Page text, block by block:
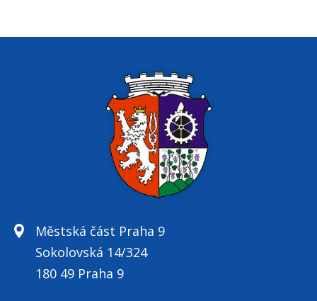
Městská část Praha 9
Sokolovská 14/324
180 49 Praha 9